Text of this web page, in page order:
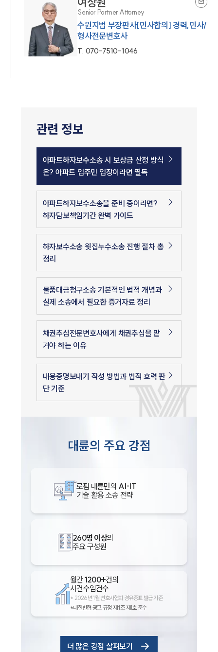
Senior Partner Attorney
수원지법 부장판사[민사합의] 경력,민사/
형사전문변호사
T. 070-7510-1046
관련 정보
아파트하자보수소송 시 보상금 산정 방식
은? 아파트 입주민 입장이라면 필독
아파트하자보수소송을 준비 중이라면?
하자담보책임기간 완벽 가이드
하자보수소송 윗집누수소송 진행 절차 총
정리
물품대금청구소송 기본적인 법적 개념과
실제 소송에서 필요한 증거자료 정리
채권추심전문변호사에게 채권추심을 맡
겨야 하는 이유
내용증명보내기 작성 방법과 법적 효력 판
단 기준
대륜의 주요 강점
로펌 대륜만의 AI·IT
기술 활용 소송 전략
260명 이상의
주요 구성원
월간1200+건의
사건수임건수
* 2026년 1월 변호사협회 경유증표 발급 기준
*대한변협 광고 규정 제4조 제1호 준수
더 많은 강점 살펴보기